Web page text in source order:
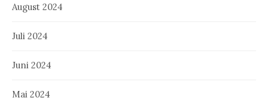
August 2024
Juli 2024
Juni 2024
Mai 2024